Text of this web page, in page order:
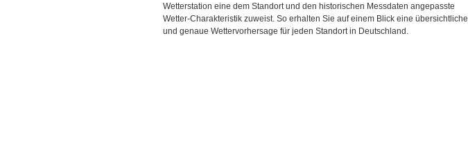
Wetterstation eine dem Standort und den historischen Messdaten angepasste
Wetter-Charakteristik zuweist. So erhalten Sie auf einem Blick eine übersichtliche
und genaue Wettervorhersage für jeden Standort in Deutschland.